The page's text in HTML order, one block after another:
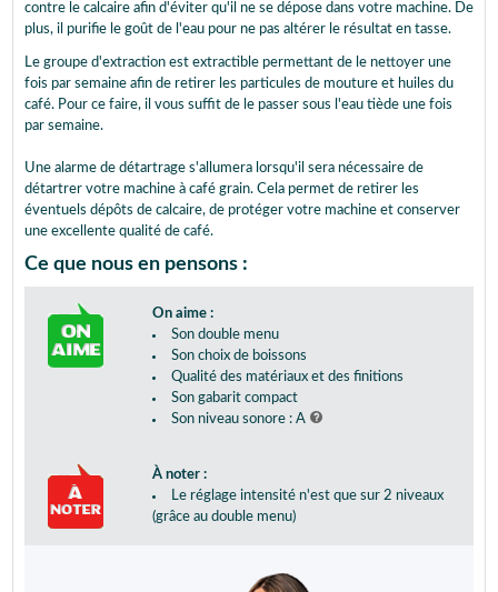
contre le calcaire afin d'éviter qu'il ne se dépose dans votre machine. De
plus, il purifie le goût de l'eau pour ne pas altérer le résultat en tasse.
Le groupe d'extraction est extractible permettant de le nettoyer une
fois par semaine afin de retirer les particules de mouture et huiles du
café. Pour ce faire, il vous suffit de le passer sous l'eau tiède une fois
par semaine.
Une alarme de détartrage s'allumera lorsqu'il sera nécessaire de
détartrer votre machine à café grain. Cela permet de retirer les
éventuels dépôts de calcaire, de protéger votre machine et conserver
une excellente qualité de café.
Ce que nous en pensons :
On aime :
Son double menu
Son choix de boissons
Qualité des matériaux et des finitions
Son gabarit compact
Son niveau sonore : A
À noter :
Le réglage intensité n'est que sur 2 niveaux
(grâce au double menu)